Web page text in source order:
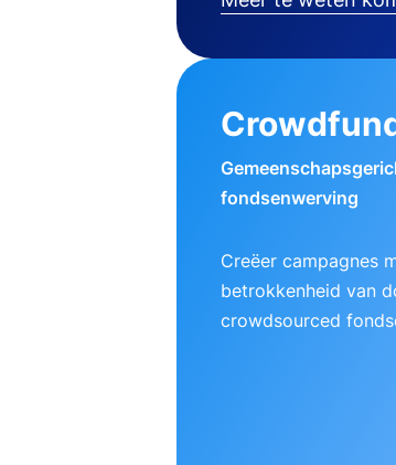
fondsenwerving
Creëer campagnes
betrokkenheid van
crowdsourced